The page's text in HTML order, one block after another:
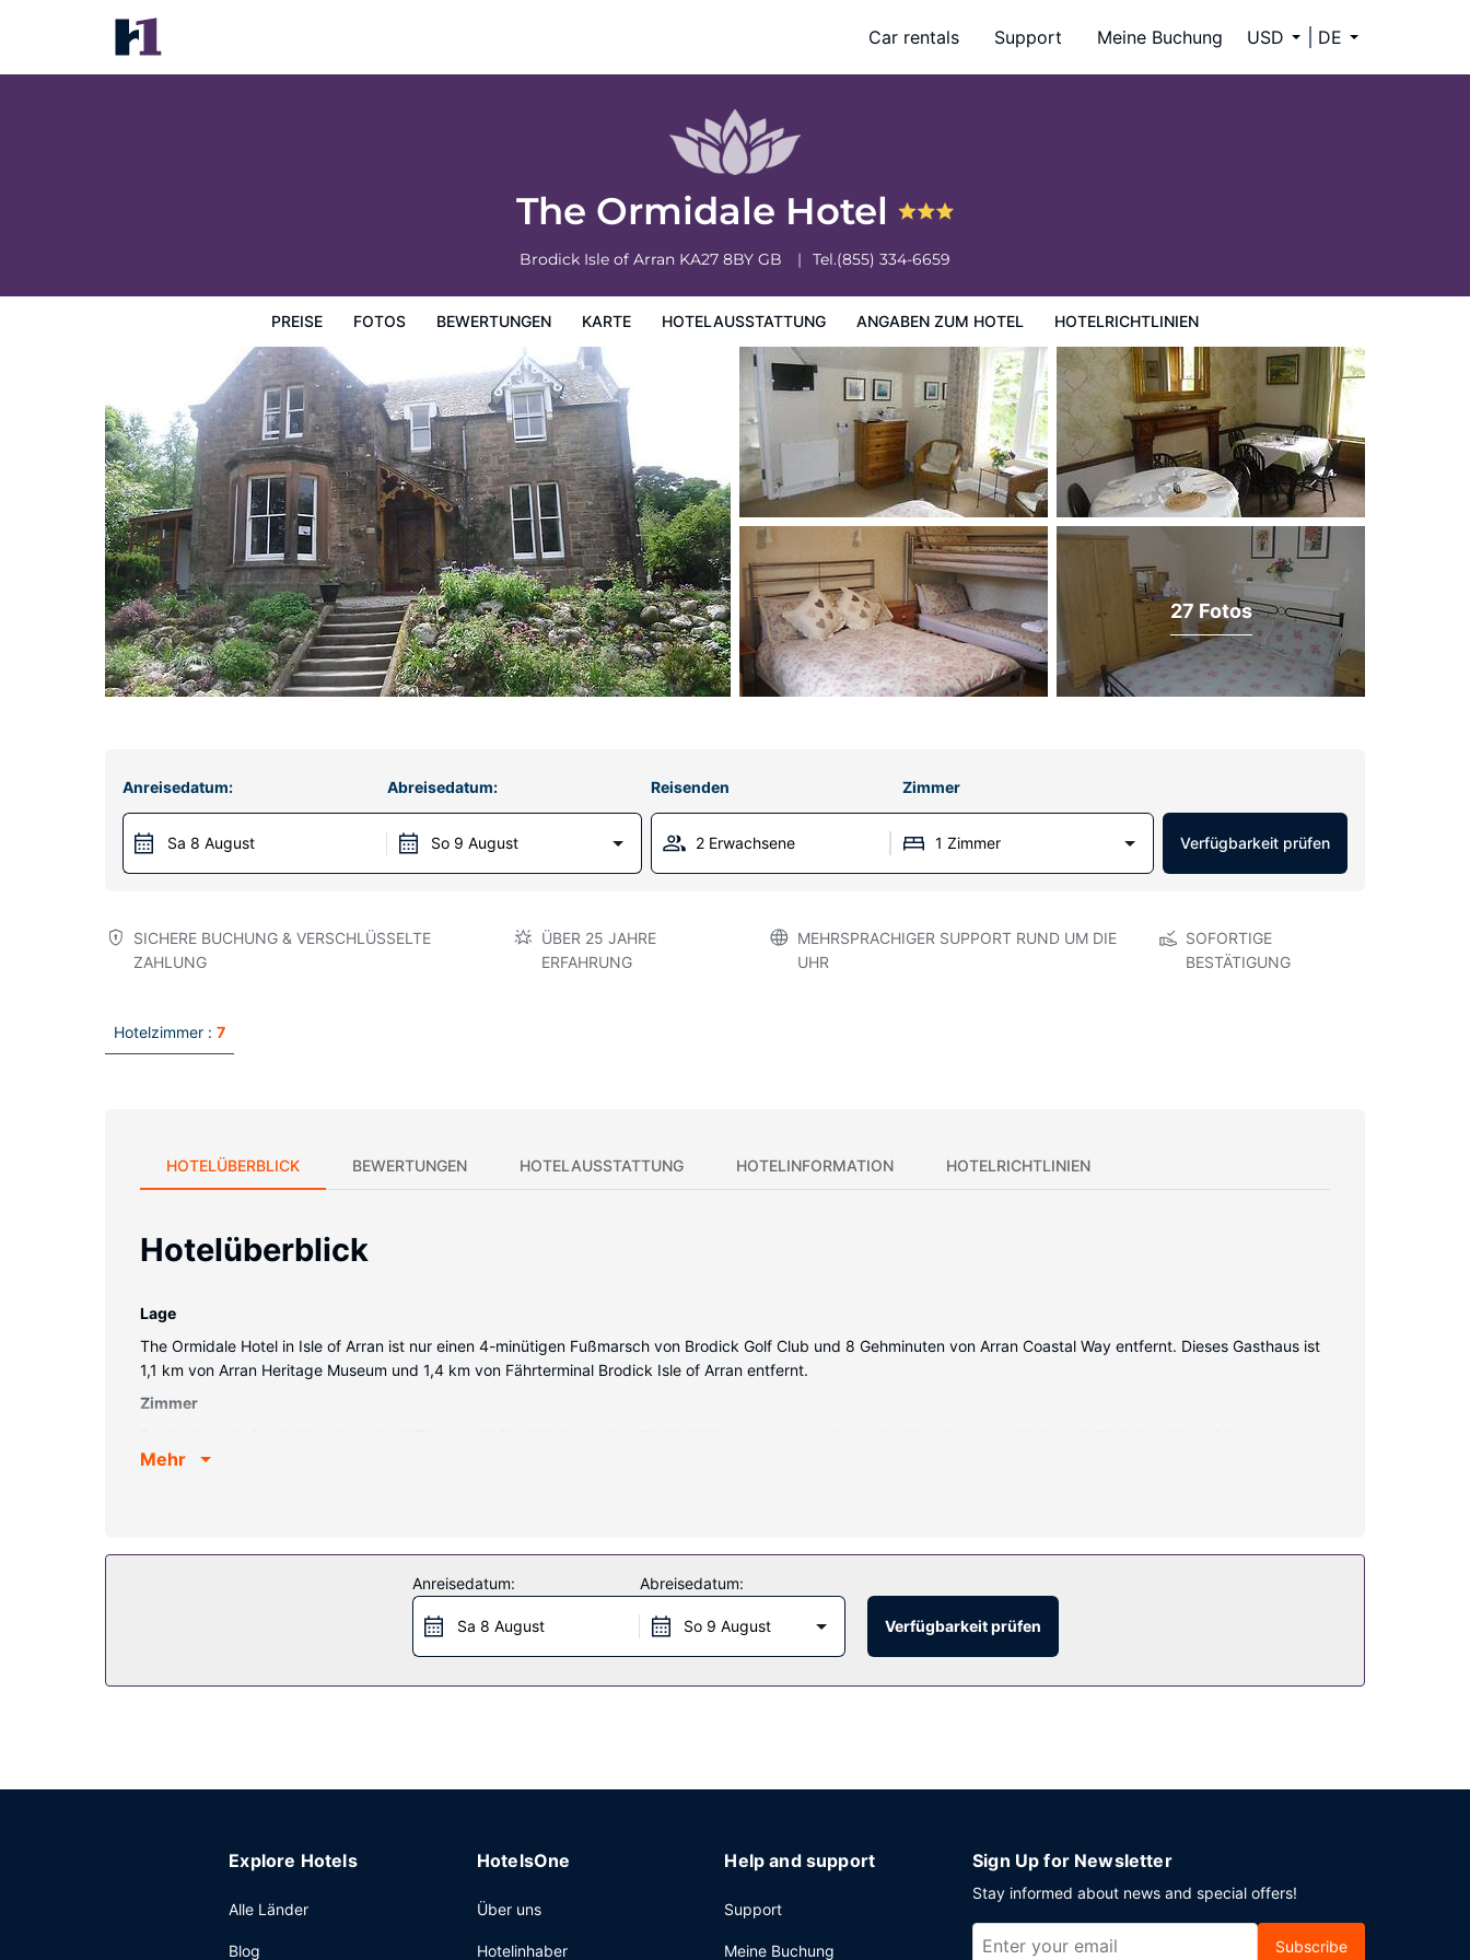
Car rentals Support Meine Buchung USD DE
The Ormidale Hotel
Brodick Isle of Arran KA27 8BY GB Tel.(855) 334-6659
PREISE FOTOS BEWERTUNGEN KARTE HOTELAUSSTATTUNG ANGABEN ZUM HOTEL HOTELRICHTLINIEN
The Ormidale Hotel
Preise
27 Fotos
Anreisedatum:
Sa 8 August
Abreisedatum:
So 9 August
Reisenden Zimmer
2 Erwachsene 1 Zimmer Verfügbarkeit prüfen
SICHERE BUCHUNG & VERSCHLÜSSELTE
ZAHLUNG
ÜBER 25 JAHRE
ERFAHRUNG
MEHRSPRACHIGER SUPPORT RUND UM DIE
UHR
SOFORTIGE
BESTÄTIGUNG
Hotelzimmer : 7
HOTELÜBERBLICK BEWERTUNGEN HOTELAUSSTATTUNG HOTELINFORMATION HOTELRICHTLINIEN
Hotelüberblick
Lage
The Ormidale Hotel in Isle of Arran ist nur einen 4-minütigen Fußmarsch von Brodick Golf Club und 8 Gehminuten von Arran Coastal Way entfernt. Dieses Gasthaus ist
1,1 km von Arran Heritage Museum und 1,4 km von Fährterminal Brodick Isle of Arran entfernt.
Zimmer
Badezimmer bieten Duschen, kostenlose Toilettenartikel und Haartrockner. Zur Austattung gehören Wasserkocher und kostenlose Teebeutel/Instantkaffee; die
Ein inbegriffenes großes Frühstück wird täglich von 09:00 Uhr bis 09:30 Uhr angeboten.
Mehr
Anreisedatum:
Sa 8 August
Abreisedatum:
So 9 August Verfügbarkeit prüfen
Explore Hotels
Alle Länder
Blog
HotelsOne
Über uns
Hotelinhaber
Help and support
Support
Meine Buchung
Sign Up for Newsletter
Stay informed about news and special offers!
Subscribe